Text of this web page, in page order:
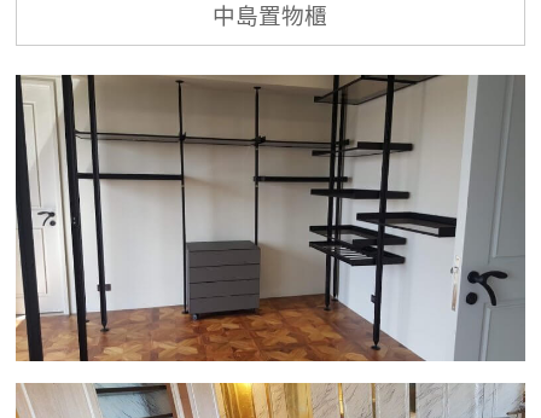
中島置物櫃